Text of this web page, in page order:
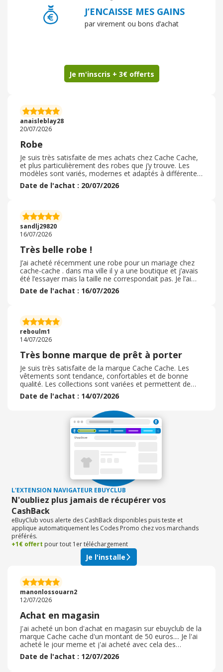
J’ENCAISSE MES GAINS
par virement ou bons d’achat
Je m'inscris + 3€ offerts
anaisleblay28
20/07/2026
Robe
Je suis très satisfaite de mes achats chez Cache Cache,
et plus particulièrement des robes que j’y trouve. Les
modèles sont variés, modernes et adaptés à différentes
occasions, que ce soit pour le quotidien, le travail ou des
événements plus habillés. J’apprécie particulièrement le
est au rendez-vous pour un prix qui reste raisonnable,
surtout lors des promotions. Les collections sont
régulièrement renouvelées, ce qui permet de trouver
facilement des pièces tendance. Les robes conservent
bien leurs couleurs et leur tenue après plusieurs lavages.
À chaque visite, je trouve des articles qui correspondent
à mon style. Je recommande vivement Cache Cache à
toutes celles qui recherchent des vêtements féminins,
confortables et accessibles.
Date de l'achat : 20/07/2026
sandlj29820
16/07/2026
Très belle robe !
J’ai acheté récemment une robe pour un mariage chez
cache-cache . dans ma ville il y a une boutique et j’avais
été l’essayer mais la taille ne correspondait pas. Je l’ai
donc commandé en ligne je l’ai reçu rapidement et là
c’était parfait. Le délai de livraison a été très court ( trois
la qualité de produits, tout en ayant un prêt très
raisonnable et de la modernité dans ses produits.
Date de l'achat : 16/07/2026
reboulm1
14/07/2026
Très bonne marque de prêt à porter
Je suis très satisfaite de la marque Cache Cache. Les
vêtements sont tendance, confortables et de bonne
qualité. Les collections sont variées et permettent de
trouver facilement des tenues pour toutes les occasions.
Les coupes sont modernes, les matières agréables à
également les nouveautés régulières ainsi que les
promotions proposées tout au long de l’année. Le
personnel est souvent accueillant et de bon conseil. Je
recommande cette marque pour son excellent rapport
Date de l'achat : 14/07/2026
L'EXTENSION NAVIGATEUR EBUYCLUB
N'oubliez plus jamais de récupérer vos
CashBack
eBuyClub vous alerte des CashBack disponibles puis teste et
applique automatiquement les Codes Promo chez vos marchands
préférés.
+1€ offert pour tout 1er téléchargement
Je l'installe
manonlossouarn2
12/07/2026
Achat en magasin
J'ai acheté un bon d'achat en magasin sur ebuyclub de la
marque Cache cache d'un montant de 50 euros.... Je l'ai
acheté le jour meme et j'ai acheté avec cela des
vêtements dans ce magasin et les magasins Breal et
Bonobo pendant les soldes. L'achat s'est bien
Date de l'achat : 12/07/2026